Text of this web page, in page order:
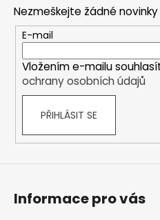
Nezmeškejte žádné
E-mail
Vložením e-mailu
ochrany osobních údajů
PŘIHLÁSIT SE
Informace pro vás